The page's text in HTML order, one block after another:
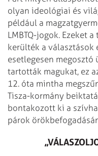
olyan ideológiai és
például a
LMBTQ-jogok. Ezeket
kerülték a választások
esetlegesen
tartották magukat, ez
12. óta mintha
Tisza-kormány
bontakozott ki a
párok